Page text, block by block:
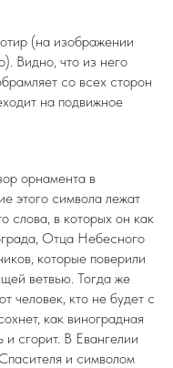
(на изображении
Видно, что из него
со всех сторон
на подвижное
орнамента в
этого символа лежат
слова, в которых он как
Отца Небесного
которые поверили
ветвью. Тогда же
человек, кто не будет с
как виноградная
сгорит. В Евангелии
и символом